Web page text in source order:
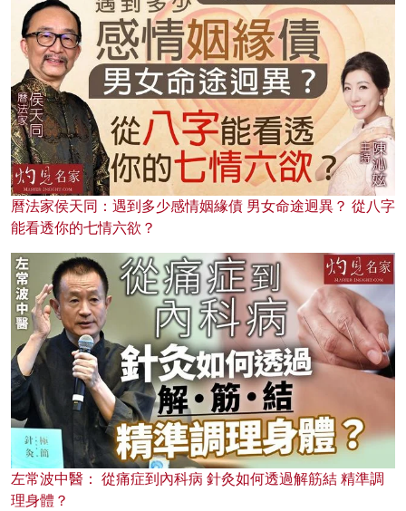
曆法家侯天同：遇到多少感情姻緣債 男女命途迥異？ 從八字
能看透你的七情六欲？
左常波中醫： 從痛症到內科病 針灸如何透過解筋結 精準調
理身體？